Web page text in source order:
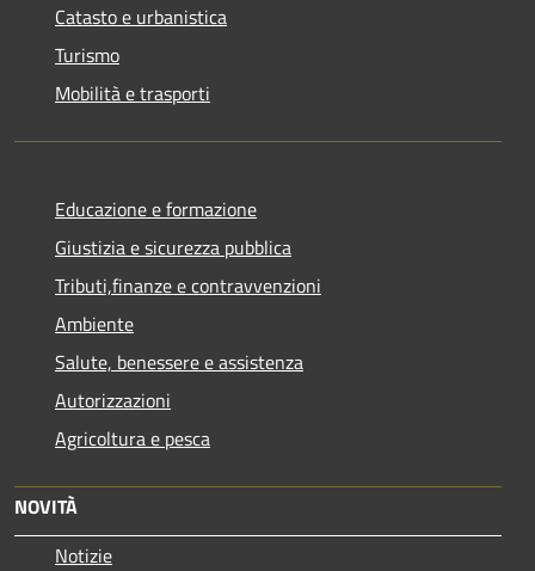
Catasto e urbanistica
Turismo
Mobilità e trasporti
Educazione e formazione
Giustizia e sicurezza pubblica
Tributi,finanze e contravvenzioni
Ambiente
Salute, benessere e assistenza
Autorizzazioni
Agricoltura e pesca
NOVITÀ
Notizie